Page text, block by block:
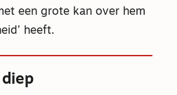
een grote kan over hem
heeft.